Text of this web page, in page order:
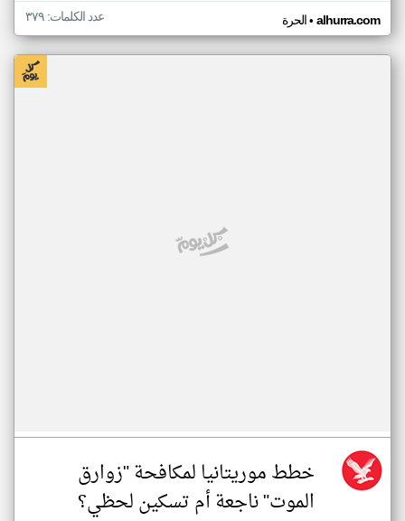
الحرة• alhurra.com عدد الكلمات: ٣٧٩
خطط موريتانيا لمكافحة "زوارق
الموت" ناجعة أم تسكين لحظي؟